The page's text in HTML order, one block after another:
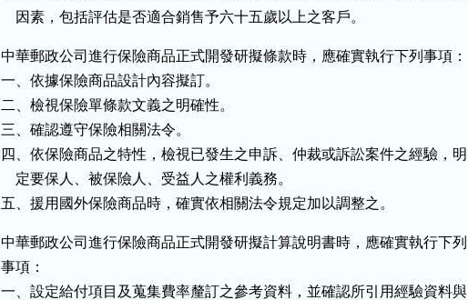
    因素，包括評估是否適合銷售予六十五歲以上之客戶。
中華郵政公司進行保險商品正式開發研擬條款時，應確實執行下列事項：
一、依據保險商品設計內容擬訂。
二、檢視保險單條款文義之明確性。
三、確認遵守保險相關法令。
四、依保險商品之特性，檢視已發生之申訴、仲裁或訴訟案件之經驗，明
    定要保人、被保險人、受益人之權利義務。
五、援用國外保險商品時，確實依相關法令規定加以調整之。
中華郵政公司進行保險商品正式開發研擬計算說明書時，應確實執行下列
事項：
一、設定給付項目及蒐集費率釐訂之參考資料，並確認所引用經驗資料與